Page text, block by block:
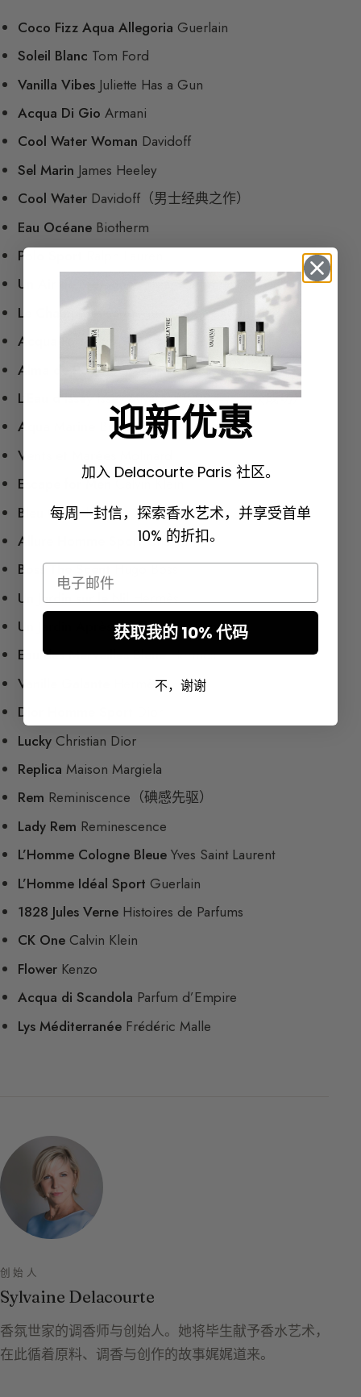
Coco Fizz Aqua Allegoria Guerlain
Soleil Blanc Tom Ford
Vanilla Vibes Juliette Has a Gun
Acqua Di Gio Armani
Cool Water Woman Davidoff
Sel Marin James Heeley
Cool Water Davidoff（男士经典之作）
Eau Océane Biotherm
Polo Sport
Un Air de BretagneArtisan Parfumeur
Le Champ de Camargue
Artisan Parfumeur
Acqua ForteCerruti
Alma de RosarioMizensir
L’Eau d’IsseyIssey Miyake（1992年，大获成功）
Aqua Marine
Bulgari
Vents et Marées
Escape for Men Calvin Klein
Bleu
Chanel
Allure Homme SportChanel
Boss The ScentHugo Boss
Un Jardin sur le NilHermès
Un Jardin Après la MoussonHermès
Eau des Merveilles BleueHermès
Vanille Galante
Hermès
Dior Homme Sport
Lucky Christian Dior
Replica Maison Margiela
Rem Reminiscence（碘感先驱）
Lady Rem Reminescence
L’Homme Cologne Bleue Yves Saint Laurent
L’Homme Idéal Sport Guerlain
1828 Jules Verne Histoires de Parfums
CK One Calvin Klein
Flower Kenzo
Acqua di Scandola Parfum d’Empire
Lys Méditerranée Frédéric Malle
创始人
Sylvaine Delacourte
香氛世家的调香师与创始人。她将毕生献予香水艺术，
在此循着原料、调香与创作的故事娓娓道来。
迎新优惠
加入 Delacourte Paris 社区。
每周一封信，探索香水艺术，并享受首单
10% 的折扣。
Email
获取我的 10% 代码
不，谢谢